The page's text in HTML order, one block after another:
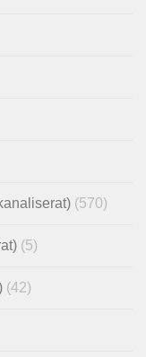
(570)
(5)
(42)